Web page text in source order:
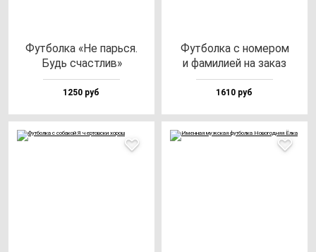
Фут­бол­ка «Не парь­ся.
Будь счас­тлив»
1250 руб
Фут­бол­ка с но­ме­ром
и фа­ми­лией на за­каз
1610 руб